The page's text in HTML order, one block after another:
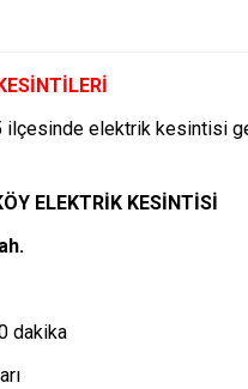
ilçesinde elektrik kesintisi
ELEKTRİK KESİNTİSİ
dakika